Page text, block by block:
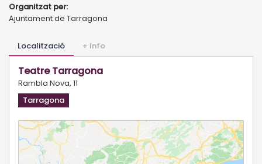
Organitzat per:
Ajuntament de Tarragona
Localització + Info
Teatre Tarragona
Rambla Nova, 11
Tarragona